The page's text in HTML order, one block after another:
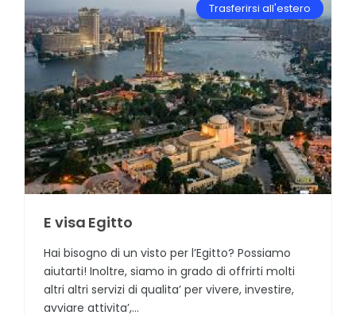
Trasferirsi all'estero
E visa Egitto
Hai bisogno di un visto per l’Egitto? Possiamo
aiutarti! Inoltre, siamo in grado di offrirti molti
altri altri servizi di qualita’ per vivere, investire,
avviare attivita’,...